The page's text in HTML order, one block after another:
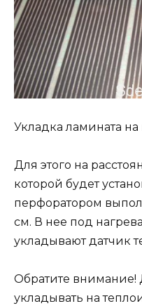
Укладка ламината
Для этого на
которой будет
перфоратором
см. В нее под
укладывают датчик
Обратите внимание!
укладывать на